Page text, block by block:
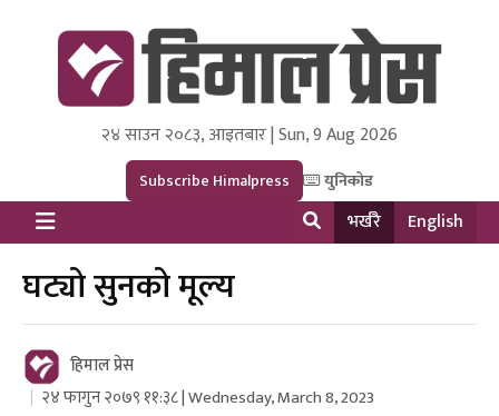
Himal Press
Dot NewsyNepal Media and Research Pvt Ltd.
२४ साउन २०८३, आइतबार | Sun, 9 Aug 2026
Subscribe Himalpress युनिकोड
भर्खरै English
घट्यो सुनको मूल्य
हिमाल प्रेस
२४ फागुन २०७९ ११:३८ | Wednesday, March 8, 2023